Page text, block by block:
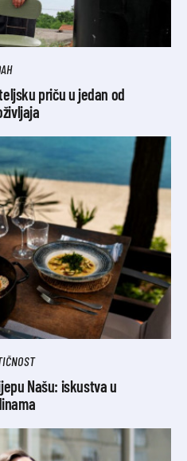
priču u jedan od
Našu: iskustva u